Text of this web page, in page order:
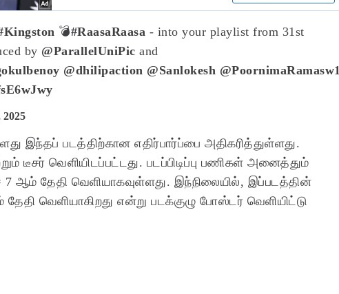
💣#RaasaRaasa - into your playlist from 31st
by @ParallelUniPic and
@dhilipaction @Sanlokesh @PoornimaRamasw1
2025
இந்தப் படத்திற்கான எதிர்பார்ப்பை அதிகரித்துள்ளது.
டீசர் வெளியிடப்பட்டது. படப்பிடிப்பு பணிகள் அனைத்தும்
7 ஆம் தேதி வெளியாகவுள்ளது. இந்நிலையில், இப்படத்தின்
வெளியாகிறது என்று படக்குழு போஸ்டர் வெளியிட்டு